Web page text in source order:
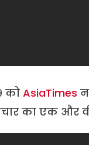
को AsiaTimes
का एक और